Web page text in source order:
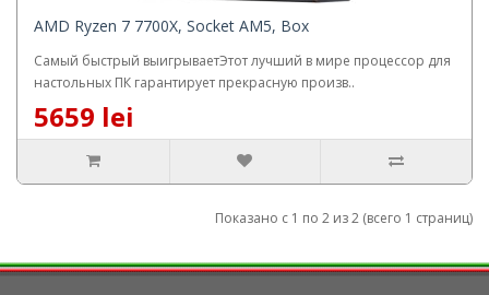
AMD Ryzen 7 7700X, Socket AM5, Box
Самый быстрый выигрываетЭтот лучший в мире процессор для
настольных ПК гарантирует прекрасную произв..
5659 lei
Показано с 1 по 2 из 2 (всего 1 страниц)